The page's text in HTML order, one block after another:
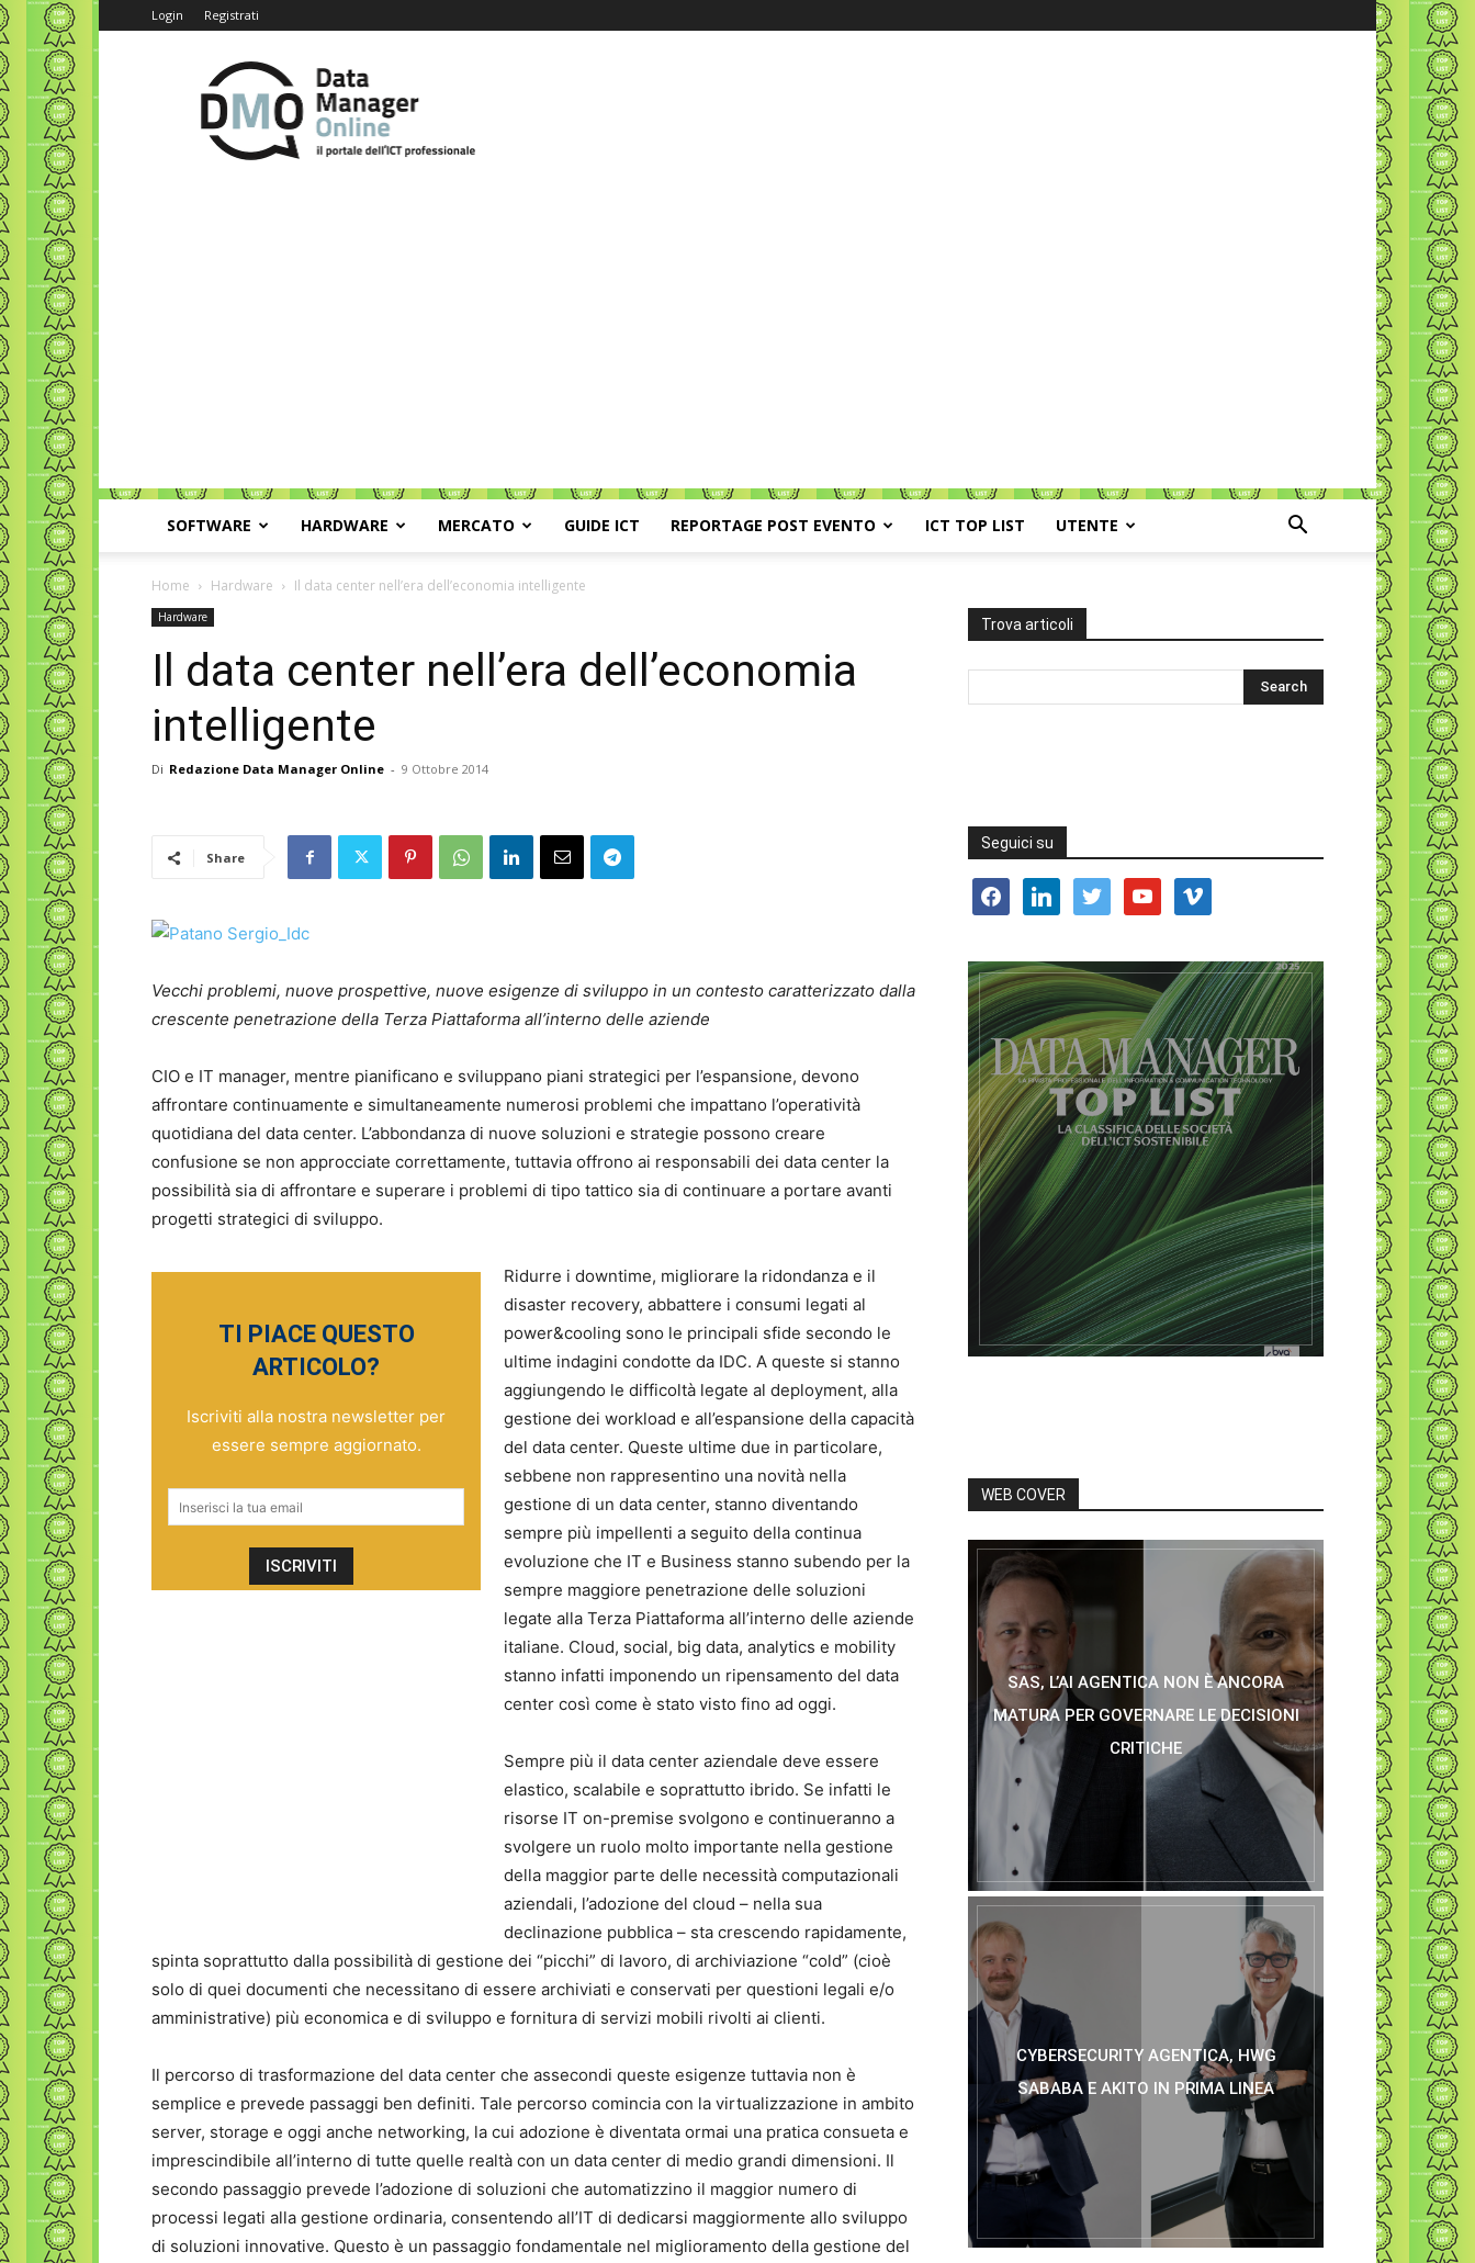
Login Registrati
Data
Manager
Online
SOFTWARE HARDWARE MERCATO GUIDE ICT REPORTAGE POST EVENTO ICT TOP LIST UTENTE
Home Hardware Il data center nell’era dell’economia intelligente
Hardware
Il data center nell’era dell’economia
intelligente
Di Redazione Data Manager Online - 9 Ottobre 2014
Share
Vecchi problemi, nuove prospettive, nuove esigenze di sviluppo in un contesto caratterizzato dalla
crescente penetrazione della Terza Piattaforma all’interno delle aziende
CIO e IT manager, mentre pianificano e sviluppano piani strategici per l’espansione, devono
affrontare continuamente e simultaneamente numerosi problemi che impattano l’operatività
quotidiana del data center. L’abbondanza di nuove soluzioni e strategie possono creare
confusione se non approcciate correttamente, tuttavia offrono ai responsabili dei data center la
possibilità sia di affrontare e superare i problemi di tipo tattico sia di continuare a portare avanti
progetti strategici di sviluppo.
TI PIACE QUESTO
ARTICOLO?
Iscriviti alla nostra newsletter per
essere sempre aggiornato.
Ridurre i downtime, migliorare la ridondanza e il
disaster recovery, abbattere i consumi legati al
power&cooling sono le principali sfide secondo le
ultime indagini condotte da IDC. A queste si stanno
aggiungendo le difficoltà legate al deployment, alla
gestione dei workload e all’espansione della capacità
del data center. Queste ultime due in particolare,
sebbene non rappresentino una novità nella
gestione di un data center, stanno diventando
sempre più impellenti a seguito della continua
evoluzione che IT e Business stanno subendo per la
sempre maggiore penetrazione delle soluzioni
legate alla Terza Piattaforma all’interno delle aziende
italiane. Cloud, social, big data, analytics e mobility
stanno infatti imponendo un ripensamento del data
center così come è stato visto fino ad oggi.
Sempre più il data center aziendale deve essere
elastico, scalabile e soprattutto ibrido. Se infatti le
risorse IT on-premise svolgono e continueranno a
svolgere un ruolo molto importante nella gestione
della maggior parte delle necessità computazionali
aziendali, l’adozione del cloud – nella sua
declinazione pubblica – sta crescendo rapidamente,
spinta soprattutto dalla possibilità di gestione dei “picchi” di lavoro, di archiviazione “cold” (cioè
solo di quei documenti che necessitano di essere archiviati e conservati per questioni legali e/o
amministrative) più economica e di sviluppo e fornitura di servizi mobili rivolti ai clienti.
Il percorso di trasformazione del data center che assecondi queste esigenze tuttavia non è
semplice e prevede passaggi ben definiti. Tale percorso comincia con la virtualizzazione in ambito
server, storage e oggi anche networking, la cui adozione è diventata ormai una pratica consueta e
imprescindibile all’interno di tutte quelle realtà con un data center di medio grandi dimensioni. Il
secondo passaggio prevede l’adozione di soluzioni che automatizzino il maggior numero di
processi legati alla gestione ordinaria, consentendo all’IT di dedicarsi maggiormente allo sviluppo
di soluzioni innovative. Questo è un passaggio fondamentale nel miglioramento della gestione del
Trova articoli
Seguici su
facebooklinkedin twitter youtube vimeo
WEB COVER
SAS, L’AI AGENTICA NON È ANCORA
MATURA PER GOVERNARE LE DECISIONI
CRITICHE
CYBERSECURITY AGENTICA, HWG
SABABA E AKITO IN PRIMA LINEA